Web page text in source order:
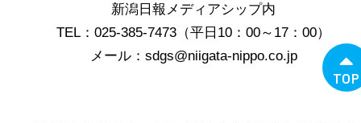
TOP
新潟日報メディアシップ内
TEL：025-385-7473（平日10：00～17：00）
メール：sdgs@niigata-nippo.co.jp